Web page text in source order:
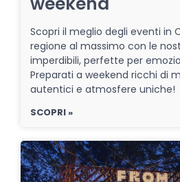
Scopri il meglio degli eventi in
regione al massimo con le
imperdibili, perfette per
Preparati a weekend ricchi di
autentici e atmosfere uniche!
SCOPRI »